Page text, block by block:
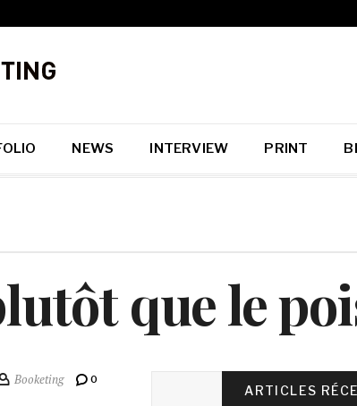
NEWS INTERVIEW PRINT
que le
Booketing 0
ARTICLES